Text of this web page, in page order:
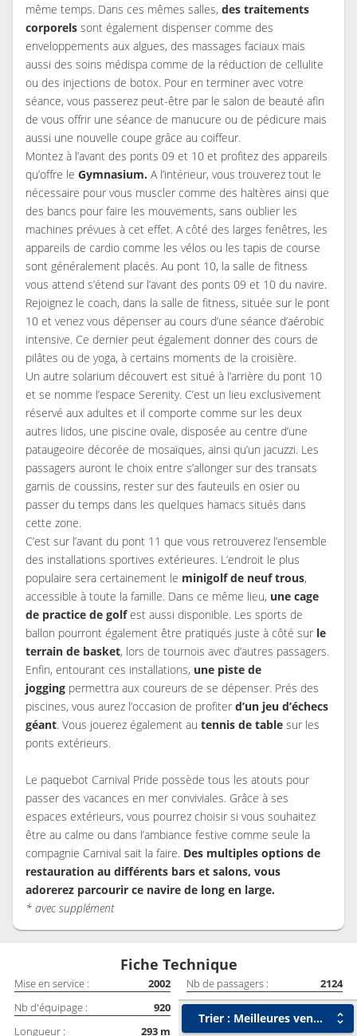
Trier : Meilleures ventes
même temps. Dans ces mêmes salles, des traitements
corporels sont également dispenser comme des
enveloppements aux algues, des massages faciaux mais
aussi des soins médispa comme de la réduction de cellulite
ou des injections de botox. Pour en terminer avec votre
séance, vous passerez peut-être par le salon de beauté afin
de vous offrir une séance de manucure ou de pédicure mais
aussi une nouvelle coupe grâce au coiffeur.
Montez à l’avant des ponts 09 et 10 et profitez des appareils
qu’offre le Gymnasium. A l’intérieur, vous trouverez tout le
nécessaire pour vous muscler comme des haltères ainsi que
des bancs pour faire les mouvements, sans oublier les
machines prévues à cet effet. A côté des larges fenêtres, les
appareils de cardio comme les vélos ou les tapis de course
sont généralement placés. Au pont 10, la salle de fitness
vous attend s’étend sur l’avant des ponts 09 et 10 du navire.
Rejoignez le coach, dans la salle de fitness, située sur le pont
10 et venez vous dépenser au cours d’une séance d’aérobic
intensive. Ce dernier peut également donner des cours de
pilâtes ou de yoga, à certains moments de la croisière.
Un autre solarium découvert est situé à l’arrière du pont 10
et se nomme l’espace Serenity. C’est un lieu exclusivement
réservé aux adultes et il comporte comme sur les deux
autres lidos, une piscine ovale, disposée au centre d’une
pataugeoire décorée de mosaïques, ainsi qu’un jacuzzi. Les
passagers auront le choix entre s’allonger sur des transats
garnis de coussins, rester sur des fauteuils en osier ou
passer du temps dans les quelques hamacs situés dans
cette zone.
C’est sur l’avant du pont 11 que vous retrouverez l’ensemble
des installations sportives extérieures. L’endroit le plus
populaire sera certainement le minigolf de neuf trous,
accessible à toute la famille. Dans ce même lieu, une cage
de practice de golf est aussi disponible. Les sports de
ballon pourront également être pratiqués juste à côté sur le
terrain de basket, lors de tournois avec d’autres passagers.
Enfin, entourant ces installations, une piste de
jogging permettra aux coureurs de se dépenser. Prés des
piscines, vous aurez l’occasion de profiter d’un jeu d’échecs
géant. Vous jouerez également au tennis de table sur les
ponts extérieurs.
Le paquebot Carnival Pride possède tous les atouts pour
passer des vacances en mer conviviales. Grâce à ses
espaces extérieurs, vous pourrez choisir si vous souhaitez
être au calme ou dans l’ambiance festive comme seule la
compagnie Carnival sait la faire. Des multiples options de
restauration au différents bars et salons, vous
adorerez parcourir ce navire de long en large.
* avec supplément
Fiche Technique
Mise en service : 2002 Nb de passagers :
2124
Nb d'équipage :
920 Largeur : 32m
Longueur :
293 m Vitesse : 22Nœuds